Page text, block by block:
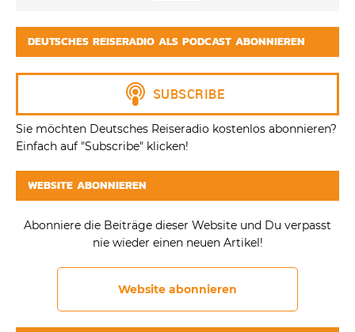
DEUTSCHES REISERADIO ALS PODCAST ABONNIEREN
Sie möchten Deutsches Reiseradio kostenlos abonnieren?
Einfach auf "Subscribe" klicken!
WEBSITE ABONNIEREN
Abonniere die Beiträge dieser Website und Du verpasst
nie wieder einen neuen Artikel!
Website abonnieren